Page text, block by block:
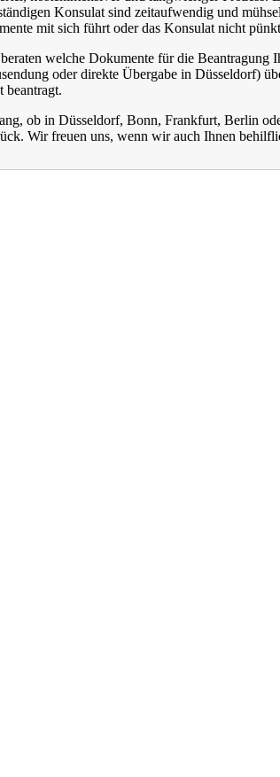
Konsulat sind zeitaufwendig und
mit sich führt oder das Konsulat nicht
welche Dokumente für die
oder direkte Übergabe in Düsseldorf)
ob in Düsseldorf, Bonn, Frankfurt, Berlin
Wir freuen uns, wenn wir auch Ihnen